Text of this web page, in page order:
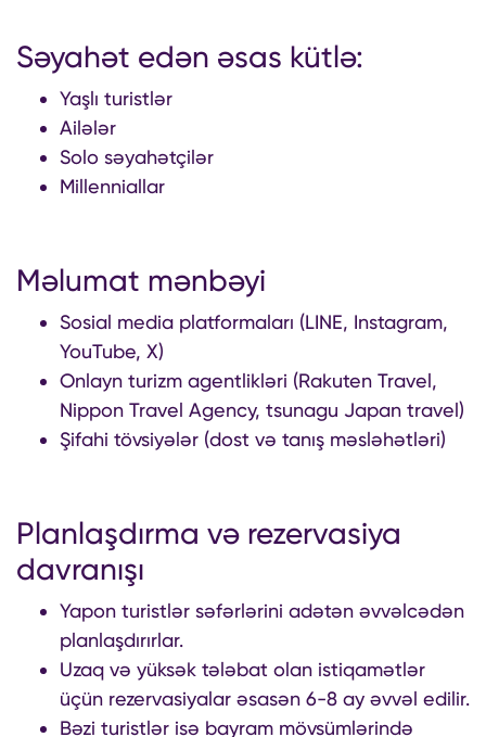
Səyahət edən əsas kütlə:
Yaşlı turistlər
Ailələr
Solo səyahətçilər
Millenniallar
Məlumat mənbəyi
Sosial media platformaları (LINE, Instagram,
YouTube, X)
Onlayn turizm agentlikləri (Rakuten Travel,
Nippon Travel Agency, tsunagu Japan travel)
Şifahi tövsiyələr (dost və tanış məsləhətləri)
Planlaşdırma və rezervasiya
davranışı
Yapon turistlər səfərlərini adətən əvvəlcədən
planlaşdırırlar.
Uzaq və yüksək tələbat olan istiqamətlər
üçün rezervasiyalar əsasən 6-8 ay əvvəl edilir.
Bəzi turistlər isə bayram mövsümlərində